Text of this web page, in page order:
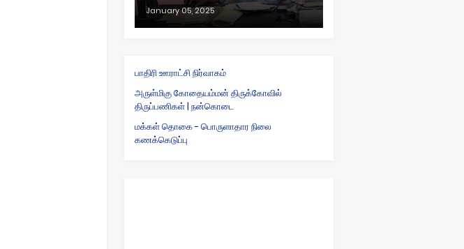
January 05, 2025
பாதிரி ஊராட்சி நிர்வாகம்
அருள்மிகு கோதையம்மன் திருக்கோவில்
திருப்பணிகள் | நன்கொடை
மக்கள் தொகை - பொருளாதார நிலை
கணக்கெடுப்பு